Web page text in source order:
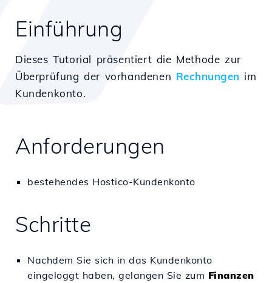
Einführung
Dieses Tutorial präsentiert die Methode zur
Überprüfung der vorhandenen Rechnungen im
Kundenkonto.
Anforderungen
bestehendes Hostico-Kundenkonto
Schritte
Nachdem Sie sich in das Kundenkonto
eingeloggt haben, gelangen Sie zum Finanzen